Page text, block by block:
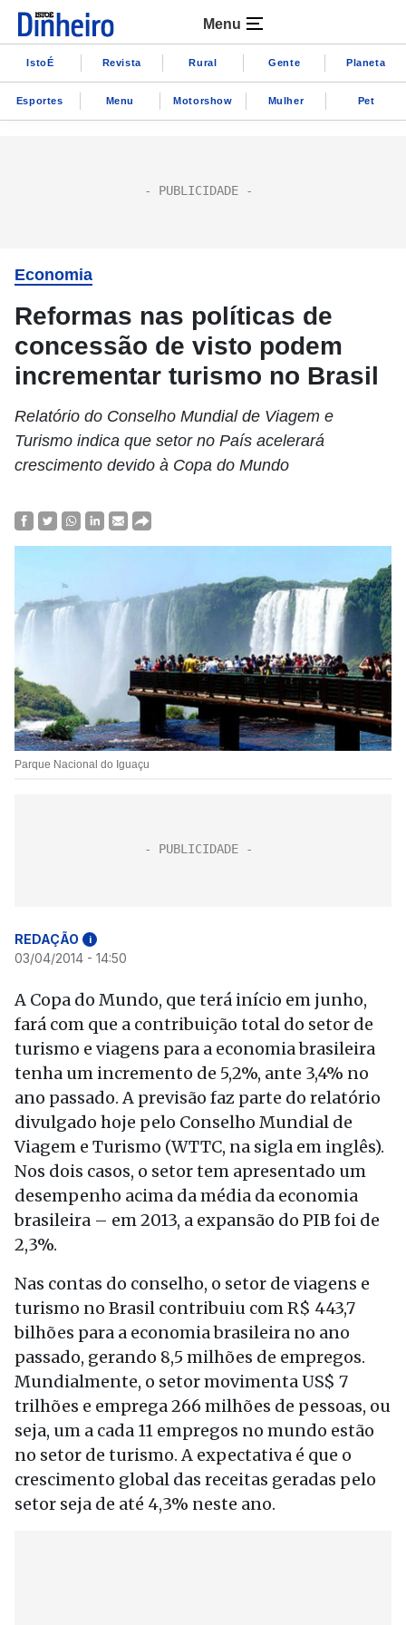
Menu
IstoÉ Revista Rural Gente Planeta
Esportes Menu Motorshow Mulher Pet
Economia
Reformas nas políticas de
concessão de visto podem
incrementar turismo no Brasil
Relatório do Conselho Mundial de Viagem e
Turismo indica que setor no País acelerará
crescimento devido à Copa do Mundo
Parque Nacional do Iguaçu
REDAÇÃO i
03/04/2014 - 14:50
A Copa do Mundo, que terá início em junho,
fará com que a contribuição total do setor de
turismo e viagens para a economia brasileira
tenha um incremento de 5,2%, ante 3,4% no
ano passado. A previsão faz parte do relatório
divulgado hoje pelo Conselho Mundial de
Viagem e Turismo (WTTC, na sigla em inglês).
Nos dois casos, o setor tem apresentado um
desempenho acima da média da economia
brasileira – em 2013, a expansão do PIB foi de
2,3%.
Nas contas do conselho, o setor de viagens e
turismo no Brasil contribuiu com R$ 443,7
bilhões para a economia brasileira no ano
passado, gerando 8,5 milhões de empregos.
Mundialmente, o setor movimenta US$ 7
trilhões e emprega 266 milhões de pessoas, ou
seja, um a cada 11 empregos no mundo estão
no setor de turismo. A expectativa é que o
crescimento global das receitas geradas pelo
setor seja de até 4,3% neste ano.